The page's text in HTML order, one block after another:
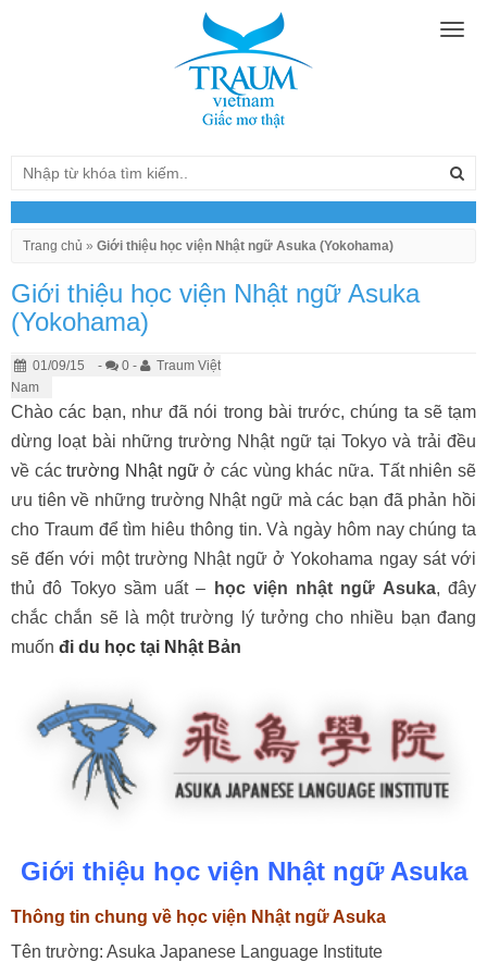
Trang chủ » Giới thiệu học viện Nhật ngữ Asuka (Yokohama)
Giới thiệu học viện Nhật ngữ Asuka
(Yokohama)
01/09/15 - 0 -
Traum Việt
Nam
Chào các bạn, như đã nói trong bài trước, chúng ta sẽ tạm
dừng loạt bài những trường Nhật ngữ tại Tokyo và trải đều
về cáctrường Nhật ngữở các vùng khác nữa. Tất nhiên sẽ
ưu tiên về những trường Nhật ngữ mà các bạn đã phản hồi
cho Traum để tìm hiêu thông tin. Và ngày hôm nay chúng ta
sẽ đến với một trường Nhật ngữ ở Yokohama ngay sát với
thủ đô Tokyo sầm uất –
học viện nhật ngữ Asuka, đây
chắc chắn sẽ là một trường lý tưởng cho nhiều bạn đang
muốn đi du học tại Nhật Bản
Giới thiệu học viện Nhật ngữ Asuka
Thông tin chung về học viện Nhật ngữ Asuka
Tên trường: Asuka Japanese Language Institute